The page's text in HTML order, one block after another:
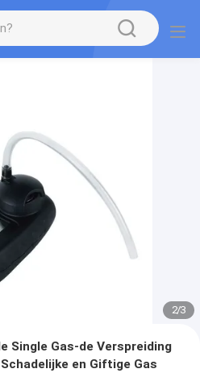
2/3
Single Gas-de Verspreiding
en Giftige Gas